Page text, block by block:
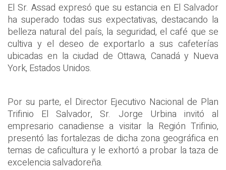
El Sr. Assad expresó que su estancia en El Salvador
ha superado todas sus expectativas, destacando la
belleza natural del país, la seguridad, el café que se
cultiva y el deseo de exportarlo a sus cafeterías
ubicadas en la ciudad de Ottawa, Canadá y Nueva
York, Estados Unidos.
Por su parte, el Director Ejecutivo Nacional de Plan
Trifinio El Salvador, Sr. Jorge Urbina invitó al
empresario canadiense a visitar la Región Trifinio,
presentó las fortalezas de dicha zona geográfica en
temas de caficultura y le exhortó a probar la taza de
excelencia salvadoreña.